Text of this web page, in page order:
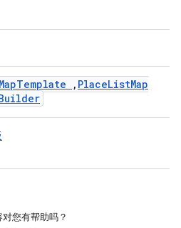
MapTemplate , PlaceListMap
您有帮助吗？